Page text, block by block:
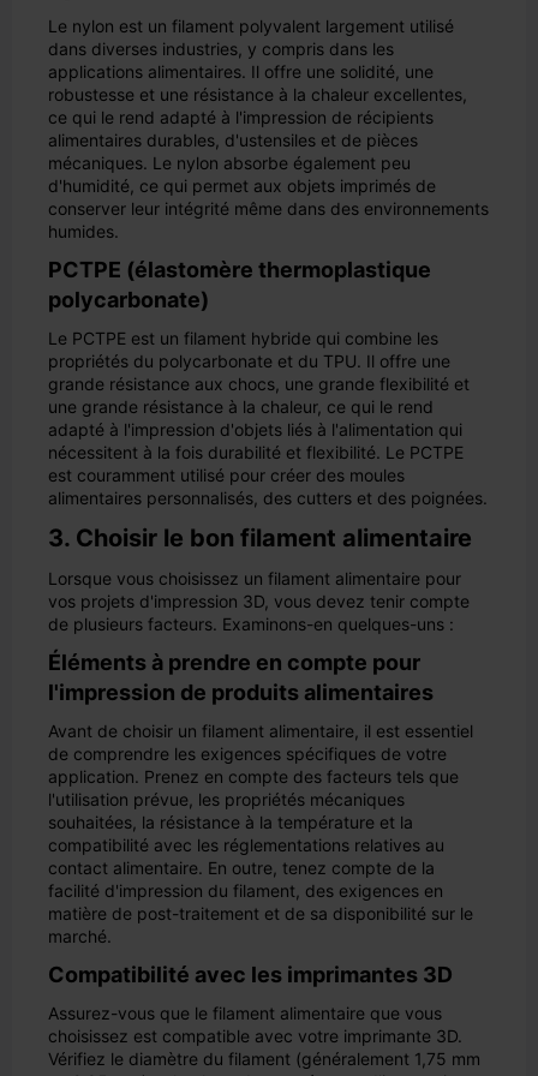
Le nylon est un filament polyvalent largement utilisé
dans diverses industries, y compris dans les
applications alimentaires. Il offre une solidité, une
robustesse et une résistance à la chaleur excellentes,
ce qui le rend adapté à l'impression de récipients
alimentaires durables, d'ustensiles et de pièces
mécaniques. Le nylon absorbe également peu
d'humidité, ce qui permet aux objets imprimés de
conserver leur intégrité même dans des environnements
humides.
PCTPE (élastomère thermoplastique
polycarbonate)
Le PCTPE est un filament hybride qui combine les
propriétés du polycarbonate et du TPU. Il offre une
grande résistance aux chocs, une grande flexibilité et
une grande résistance à la chaleur, ce qui le rend
adapté à l'impression d'objets liés à l'alimentation qui
nécessitent à la fois durabilité et flexibilité. Le PCTPE
est couramment utilisé pour créer des moules
alimentaires personnalisés, des cutters et des poignées.
3. Choisir le bon filament alimentaire
Lorsque vous choisissez un filament alimentaire pour
vos projets d'impression 3D, vous devez tenir compte
de plusieurs facteurs. Examinons-en quelques-uns :
Éléments à prendre en compte pour
l'impression de produits alimentaires
Avant de choisir un filament alimentaire, il est essentiel
de comprendre les exigences spécifiques de votre
application. Prenez en compte des facteurs tels que
l'utilisation prévue, les propriétés mécaniques
souhaitées, la résistance à la température et la
compatibilité avec les réglementations relatives au
contact alimentaire. En outre, tenez compte de la
facilité d'impression du filament, des exigences en
matière de post-traitement et de sa disponibilité sur le
marché.
Compatibilité avec les imprimantes 3D
Assurez-vous que le filament alimentaire que vous
choisissez est compatible avec votre imprimante 3D.
Vérifiez le diamètre du filament (généralement 1,75 mm